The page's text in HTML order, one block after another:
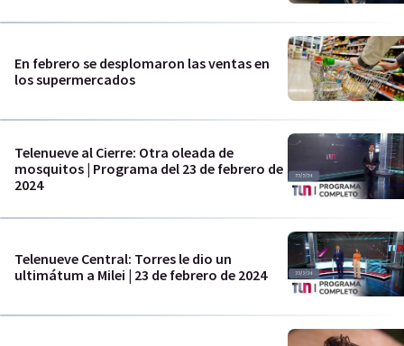
En febrero se desplomaron las ventas en
los supermercados
Telenueve al Cierre: Otra oleada de
mosquitos | Programa del 23 de febrero de
2024
Telenueve Central: Torres le dio un
ultimátum a Milei | 23 de febrero de 2024